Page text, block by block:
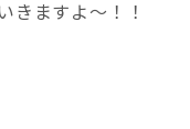
きますよ〜！！